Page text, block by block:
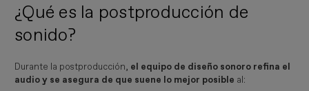
¿Qué es la postproducción de
sonido?
Durante la postproducción, el equipo de diseño sonoro refina el
audio y se asegura de que suene lo mejor posible al: